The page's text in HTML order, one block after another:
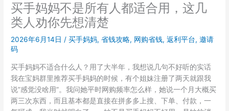
买手妈妈不是所有人都适合用，这几
类人劝你先想清楚
2026年6月14日/买手妈妈,省钱攻略, 网购省钱,返利平台,邀请
码
买手妈妈不适合什么人？用了大半年，我想说几句不好听的实话
我在宝妈群里推荐买手妈妈的时候，有个姐妹注册了两天就跟我
说”感觉没啥用”。我问她平时网购频率怎么样，她说一个月大概买
两三次东西，而且基本都是直接在拼多多上搜、下单、付款，一